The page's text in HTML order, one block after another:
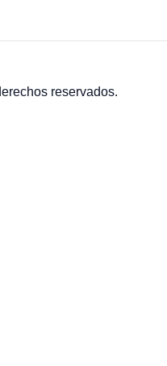
reservados.